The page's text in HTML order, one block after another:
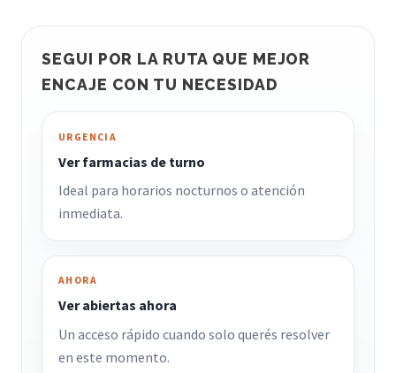
SEGUI POR LA RUTA QUE MEJOR
ENCAJE CON TU NECESIDAD
URGENCIA
Ver farmacias de turno
Ideal para horarios nocturnos o atención
inmediata.
AHORA
Ver abiertas ahora
Un acceso rápido cuando solo querés resolver
en este momento.